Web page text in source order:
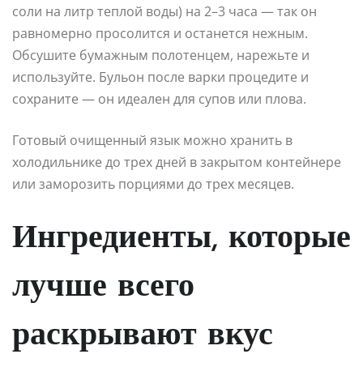
соли на литр теплой воды) на 2–3 часа — так он
равномерно просолится и останется нежным.
Обсушите бумажным полотенцем, нарежьте и
используйте. Бульон после варки процедите и
сохраните — он идеален для супов или плова.
Готовый очищенный язык можно хранить в
холодильнике до трех дней в закрытом контейнере
или заморозить порциями до трех месяцев.
Ингредиенты, которые
лучше всего
раскрывают вкус